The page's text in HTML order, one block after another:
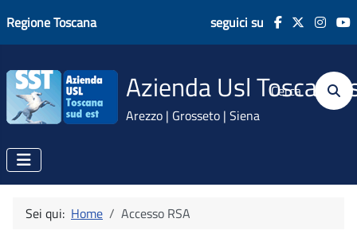
Regione Toscana seguici su
Azienda Usl Toscana
Arezzo | Grosseto | Siena
Cerca
Sei qui: Home Accesso RSA